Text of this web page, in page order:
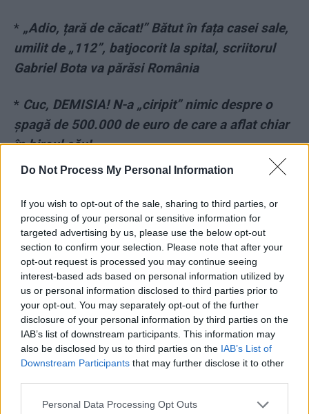
Do Not Process My Personal Information
If you wish to opt-out of the sale, sharing to third parties, or
processing of your personal or sensitive information for
targeted advertising by us, please use the below opt-out
section to confirm your selection. Please note that after your
opt-out request is processed you may continue seeing
interest-based ads based on personal information utilized by
us or personal information disclosed to third parties prior to
your opt-out. You may separately opt-out of the further
disclosure of your personal information by third parties on the
IAB’s list of downstream participants. This information may
also be disclosed by us to third parties on the IAB’s List of
Downstream Participants that may further disclose it to other
Personal Data Processing Opt Outs
* „Adio, țară de căcat!” Bătut în fața casei sale,
umilit de „112”, batjocorit la spital, scriitorul
Gabriel Bota va părăsi România
* Cuc, DEMISIA! N-a „ciripit” nimic despre o
şpagă de 500.000 de euro de care a aflat chiar
în biroul său!
Impostori din tată-n fiu. „Generalul Izmană”
și-a angajat beizadeaua pe ascuns la Ministerul
Agriculturii „ca să se maturizeze”
*VIDEO EXCLUSIV. Primul filmuleț cu Sorina în
noua ei casă, la New York. Fetița învață să
cânte la pian
*VIDEO. Sorina pe post de mămică: „Nani,
nani, puișorul mamii…” Plus: hărțuirea de la